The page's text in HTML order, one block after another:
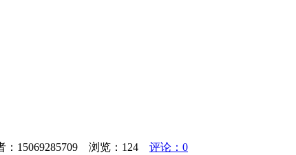
15069285709 浏览： 124
评论：0